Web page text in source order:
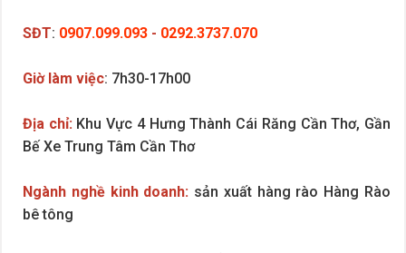
SĐT: 0907.099.093 - 0292.3737.070
Giờ làm việc: 7h30-17h00
Địa chỉ:Khu Vực 4 Hưng Thành Cái Răng Cần Thơ, Gần
Bế Xe Trung Tâm Cần Thơ
Ngành nghề kinh doanh: sản xuất hàng rào Hàng Rào
bê tông